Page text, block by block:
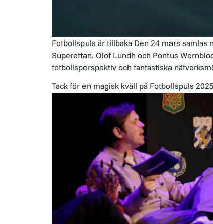
Fotbollspuls är tillbaka Den 24 mars
Superettan. Olof Lundh och Pontus
fotbollsperspektiv och fantastiska
Tack för en magisk kväll på Fotbollspuls